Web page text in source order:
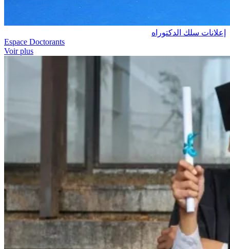
إعلانات سلك الدكتوراه
Espace Doctorants
Voir plus